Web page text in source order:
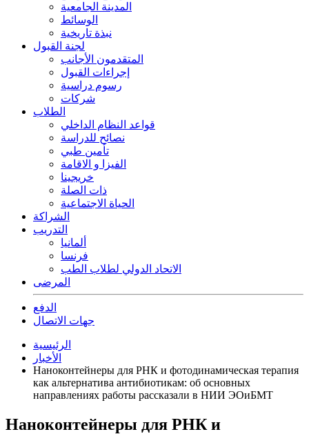
المدينة الجامعية
الوسائط
نبذة تاريخية
لجنة القبول
المتقدمون الأجانب
إجراءات القبول
رسوم دراسية
شركات
الطلاب
قواعد النظام الداخلي
نصائح للدراسة
تأمين طبي
الفيزا و الاقامة
خريجينا
ذات الصلة
الحياة الاجتماعية
الشراكة
التدريب
ألمانيا
فرنسا
الاتحاد الدولي لطلاب الطب
المرضى
الدفع
جهات الاتصال
الرئيسية
الأخبار
Наноконтейнеры для РНК и фотодинамическая терапия
как альтернатива антибиотикам: об основных
направлениях работы рассказали в НИИ ЭОиБМТ
Наноконтейнеры для РНК и